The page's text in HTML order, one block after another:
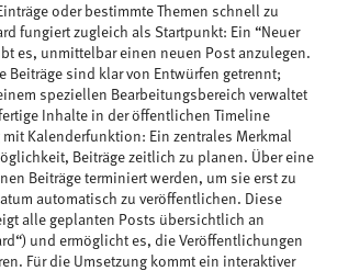
oder bestimmte Themen schnell zu
fungiert zugleich als Startpunkt: Ein “Neuer
es, unmittelbar einen neuen Post anzulegen.
Beiträge sind klar von Entwürfen getrennt;
speziellen Bearbeitungsbereich verwaltet
Inhalte in der öffentlichen Timeline
Kalenderfunktion: Ein zentrales Merkmal
Beiträge zeitlich zu planen. Über eine
Beiträge terminiert werden, um sie erst zu
automatisch zu veröffentlichen. Diese
alle geplanten Posts übersichtlich an
und ermöglicht es, die Veröffentlichungen
Für die Umsetzung kommt ein interaktiver